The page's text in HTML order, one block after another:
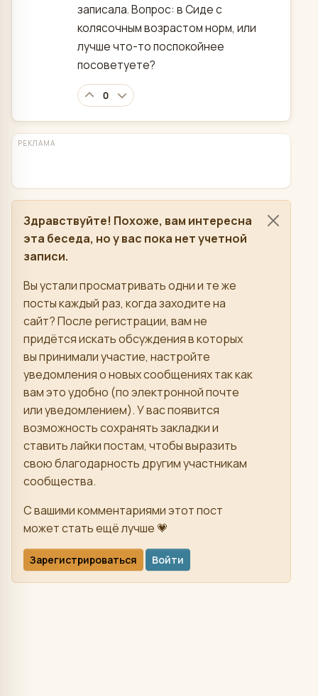
записала. Вопрос: в Сиде с
колясочным возрастом норм, или
лучше что-то поспокойнее
посоветуете?
0
РЕКЛАМА
Здравствуйте! Похоже, вам интересна
эта беседа, но у вас пока нет учетной
записи.
Вы устали просматривать одни и те же
посты каждый раз, когда заходите на
сайт? После регистрации, вам не
придётся искать обсуждения в которых
вы принимали участие, настройте
уведомления о новых сообщениях так как
вам это удобно (по электронной почте
или уведомлением). У вас появится
возможность сохранять закладки и
ставить лайки постам, чтобы выразить
свою благодарность другим участникам
сообщества.
С вашими комментариями этот пост
может стать ещё лучше 💗
Зарегистрироваться Войти